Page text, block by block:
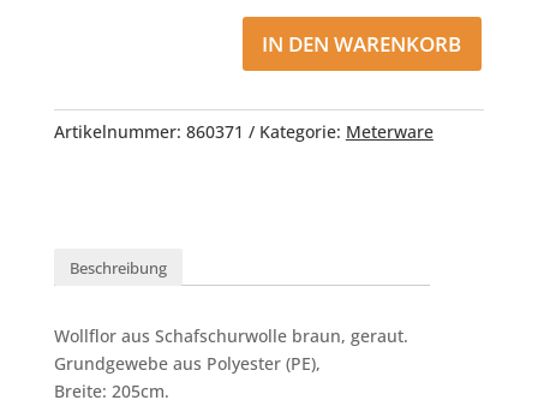
IN DEN WARENKORB
Artikelnummer: 860371 Kategorie: Meterware
Beschreibung
Wollflor aus Schafschurwolle braun, geraut.
Grundgewebe aus Polyester (PE),
Breite: 205cm.